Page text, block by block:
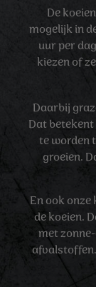
De
mogelijk in
uur per
kiezen of
Daarbij
Dat
te worden
groeien.
En ook
de koeien.
met